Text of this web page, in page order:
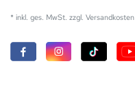
* inkl. ges. MwSt. zzgl. Versandkosten